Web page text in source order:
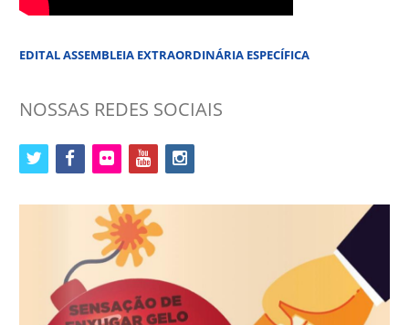
EDITAL ASSEMBLEIA EXTRAORDINÁRIA ESPECÍFICA
NOSSAS REDES SOCIAIS
twitter facebookflickr youtubeinstagram